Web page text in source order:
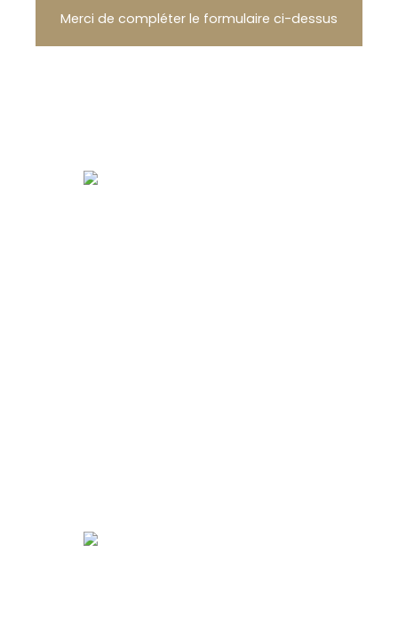
Merci de compléter le formulaire ci-dessus